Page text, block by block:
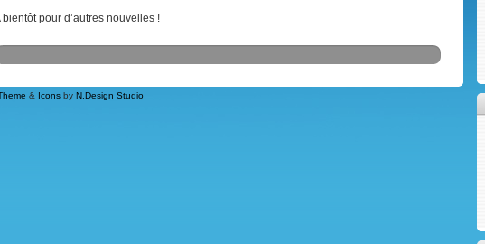
bientôt pour d’autres nouvelles !
& Icons by N.Design Studio